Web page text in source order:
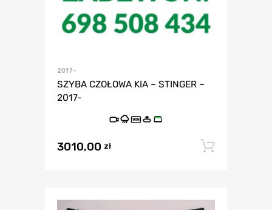
2017-
SZYBA CZOŁOWA KIA – STINGER –
2017-
VIN
3010,00 zł